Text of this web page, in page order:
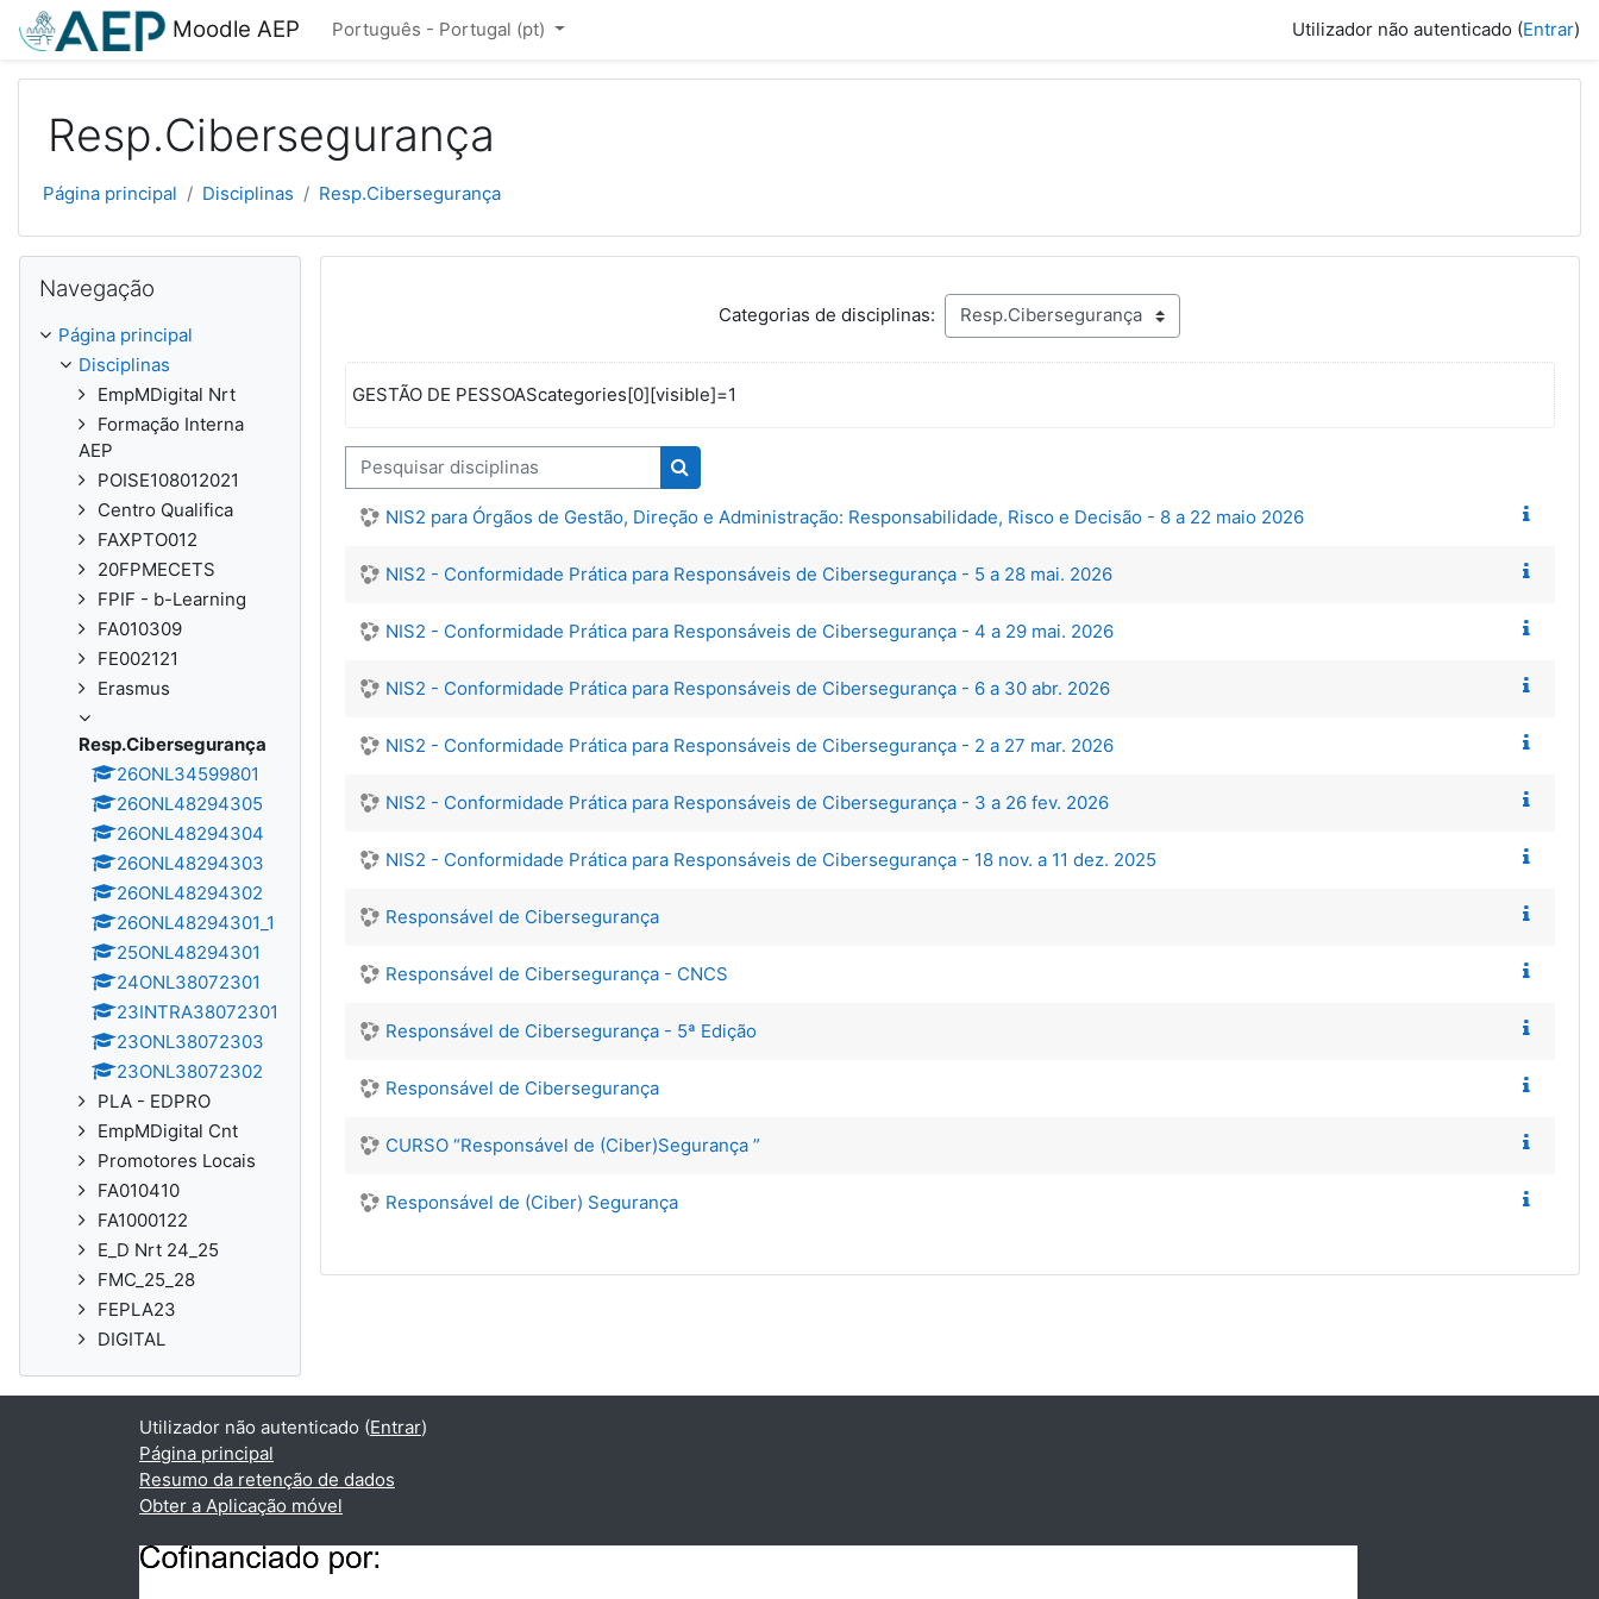
Ir para o conteúdo principal
Moodle AEP Português - Portugal ‎(pt)‎ Utilizador não autenticado (Entrar)
Resp.Cibersegurança
Página principal Disciplinas Resp.Cibersegurança
Categorias de disciplinas:
GESTÃO DE PESSOAScategories[0][visible]=1
Pesquisar disciplinas
Pesquisar disciplinas
NIS2 para Órgãos de Gestão, Direção e Administração: Responsabilidade, Risco e Decisão - 8 a 22 maio 2026
NIS2 - Conformidade Prática para Responsáveis de Cibersegurança - 5 a 28 mai. 2026
NIS2 - Conformidade Prática para Responsáveis de Cibersegurança - 4 a 29 mai. 2026
NIS2 - Conformidade Prática para Responsáveis de Cibersegurança - 6 a 30 abr. 2026
NIS2 - Conformidade Prática para Responsáveis de Cibersegurança - 2 a 27 mar. 2026
NIS2 - Conformidade Prática para Responsáveis de Cibersegurança - 3 a 26 fev. 2026
NIS2 - Conformidade Prática para Responsáveis de Cibersegurança - 18 nov. a 11 dez. 2025
Responsável de Cibersegurança
Responsável de Cibersegurança - CNCS
Responsável de Cibersegurança - 5ª Edição
Responsável de Cibersegurança
CURSO “Responsável de (Ciber)Segurança ”
Responsável de (Ciber) Segurança
Navegação
Página principal
Disciplinas
EmpMDigital Nrt
Formação Interna
AEP
POISE108012021
Centro Qualifica
FAXPTO012
20FPMECETS
FPIF - b-Learning
FA010309
FE002121
Erasmus
Resp.Cibersegurança
26ONL34599801
26ONL48294305
26ONL48294304
26ONL48294303
26ONL48294302
26ONL48294301_1
25ONL48294301
24ONL38072301
23INTRA38072301
23ONL38072303
23ONL38072302
PLA - EDPRO
EmpMDigital Cnt
Promotores Locais
FA010410
FA1000122
E_D Nrt 24_25
FMC_25_28
FEPLA23
DIGITAL
Utilizador não autenticado (Entrar)
Página principal
Resumo da retenção de dados
Obter a Aplicação móvel